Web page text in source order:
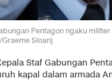
Pentagon ngaku
Sloan)
Staf Gabungan
kapal dalam armada